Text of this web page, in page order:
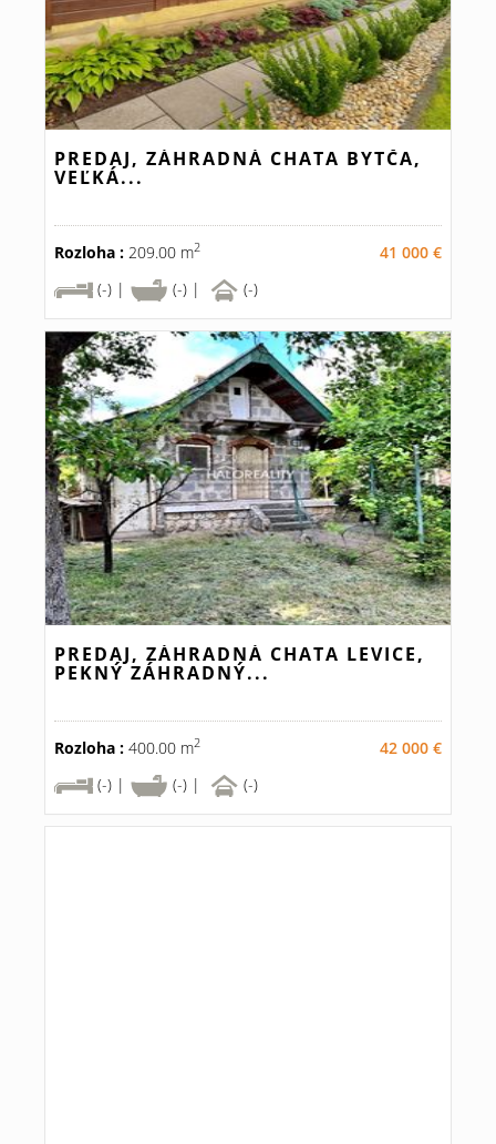
PREDAJ, ZÁHRADNÁ CHATA BYTČA,
VEĽKÁ...
Rozloha : 209.00 m2
41 000 €
(-) |
(-) | (-)
PREDAJ, ZÁHRADNÁ CHATA LEVICE,
PEKNÝ ZÁHRADNÝ...
Rozloha : 400.00 m2
42 000 €
(-) |
(-) | (-)